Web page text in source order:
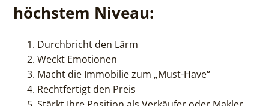
höchstem Niveau:
Durchbricht den Lärm
Weckt Emotionen
Macht die Immobilie zum „Must-Have“
Rechtfertigt den Preis